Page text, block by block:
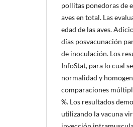
pollitas ponedoras de
aves en total. Las
edad de las aves.
días posvacunación
de inoculación. Los
InfoStat, para lo cual
normalidad y
comparaciones
%. Los resultados
utilizando la vacuna